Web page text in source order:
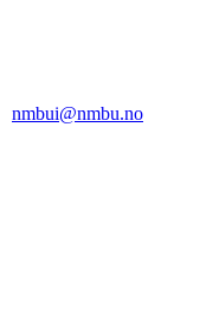
nmbui@nmbu.no